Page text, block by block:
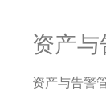
资产
资产与告警